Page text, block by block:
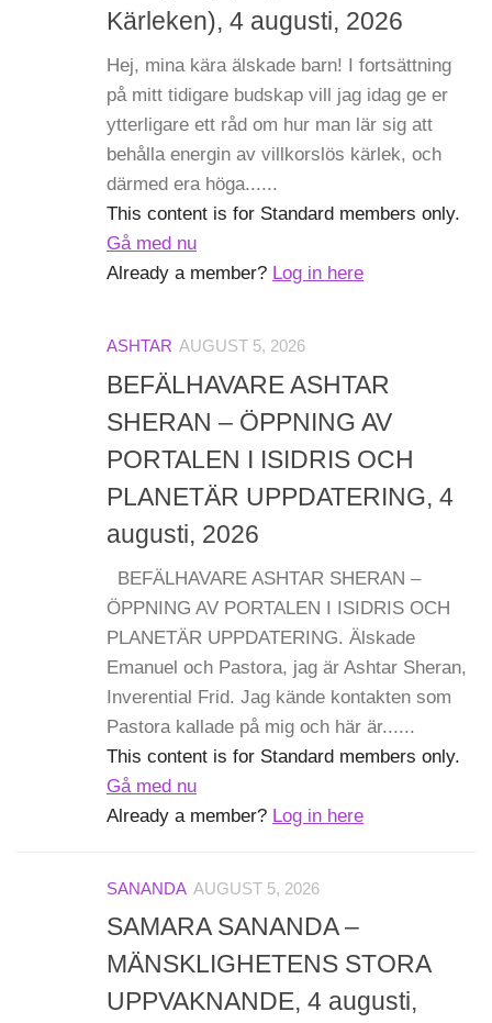
Kärleken), 4 augusti, 2026
Hej, mina kära älskade barn! I fortsättning
på mitt tidigare budskap vill jag idag ge er
ytterligare ett råd om hur man lär sig att
behålla energin av villkorslös kärlek, och
därmed era höga......
This content is for Standard members only.
Gå med nu
Already a member? Log in here
ASHTAR AUGUST 5, 2026
BEFÄLHAVARE ASHTAR
SHERAN – ÖPPNING AV
PORTALEN I ISIDRIS OCH
PLANETÄR UPPDATERING, 4
augusti, 2026
BEFÄLHAVARE ASHTAR SHERAN –
ÖPPNING AV PORTALEN I ISIDRIS OCH
PLANETÄR UPPDATERING. Älskade
Emanuel och Pastora, jag är Ashtar Sheran,
Inverential Frid. Jag kände kontakten som
Pastora kallade på mig och här är......
This content is for Standard members only.
Gå med nu
Already a member? Log in here
SANANDA AUGUST 5, 2026
SAMARA SANANDA –
MÄNSKLIGHETENS STORA
UPPVAKNANDE, 4 augusti,